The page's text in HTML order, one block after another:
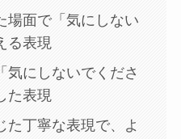
場面で「気にしない
る表現
気にしないでくださ
た表現
た丁寧な表現で、よ